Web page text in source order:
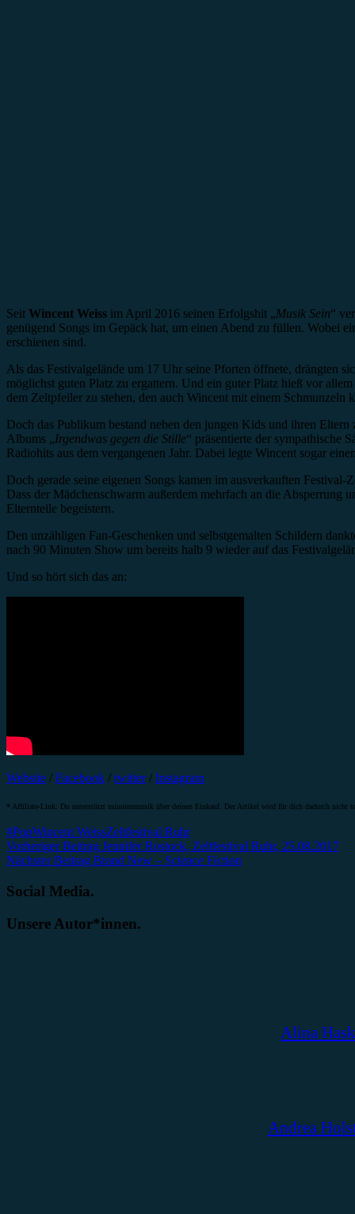
Seit Wincent Weiss im April 2016 seinen Erfolgshit „Musik Sein“
genügend Songs im Gepäck hat, um einen Abend zu füllen. Wobei
erschienen sind.
Als das Festivalgelände um 17 Uhr seine Pforten öffnete, drängten
möglichst guten Platz zu ergattern. Und ein guter Platz hieß vor
dem Zeltpfeiler zu stehen, den auch Wincent mit einem Schmunzeln
Doch das Publikum bestand neben den jungen Kids und ihren
Albums „Irgendwas gegen die Stille“ präsentierte der sympathische
Radiohits aus dem vergangenen Jahr. Dabei legte Wincent sogar
Doch gerade seine eigenen Songs kamen im ausverkauften
Dass der Mädchenschwarm außerdem mehrfach an die Absperrung
Elternteile begeistern.
Den unzähligen Fan-Geschenken und selbstgemalten Schildern
nach 90 Minuten Show um bereits halb 9 wieder auf das
Und so hört sich das an:
Website / Facebook / twitter/ Instagram
* Affiliate-Link: Du unterstützt minutenmusik über deinen Einkauf. Der Artikel wird für dich dadurch nicht
#PopWincent WeissZeltfestival Ruhr
Beitragsnavigation
Vorheriger Beitrag Jennifer Rostock, Zeltfestival Ruhr, 25.08.2017
Nächster Beitrag Brand New – Science Fiction
Social Media.
Unsere Autor*innen.
Alina
Andrea